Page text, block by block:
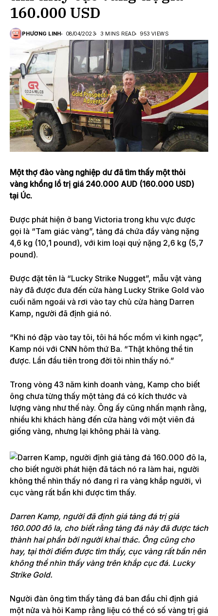
160.000 USD
PHƯƠNG LINH 08/04/2023 3 MINS READ 953 VIEWS
Một thợ đào vàng nghiệp dư đã tìm thấy một thỏi
vàng khổng lồ trị giá 240.000 AUD (160.000 USD)
tại Úc.
Được phát hiện ở bang Victoria trong khu vực được
gọi là “Tam giác vàng”, tảng đá chứa đầy vàng nặng
4,6 kg (10,1 pound), với kim loại quý nặng 2,6 kg (5,7
pound).
Được đặt tên là “Lucky Strike Nugget”, mẫu vật vàng
này đã được đưa đến cửa hàng Lucky Strike Gold vào
cuối năm ngoái và rơi vào tay chủ cửa hàng Darren
Kamp, người đã định giá nó.
“Khi nó đập vào tay tôi, tôi há hốc mồm vì kinh ngạc”,
Kamp nói với CNN hôm thứ Ba. “Thật không thể tin
được. Lần đầu tiên trong đời tôi nhìn thấy nó.”
Trong vòng 43 năm kinh doanh vàng, Kamp cho biết
ông chưa từng thấy một tảng đá có kích thước và
lượng vàng như thế này. Ông ấy cũng nhấn mạnh rằng,
nhiều khi khách hàng đến cửa hàng với một viên đá
giống vàng, nhưng lại không phải là vàng.
Darren Kamp, người đã định giá tảng đá trị giá
160.000 đô la, cho biết rằng tảng đá này đã được tách
thành hai phần bởi người khai thác. Ông cũng cho
hay, tại thời điểm được tìm thấy, cục vàng rất bẩn nên
không thể nhìn thấy vàng trên khắp cục đá. Lucky
Strike Gold.
Người đàn ông tìm thấy tảng đá ban đầu chỉ định giá
một nửa và hỏi Kamp rằng liệu có thể có số vàng trị giá